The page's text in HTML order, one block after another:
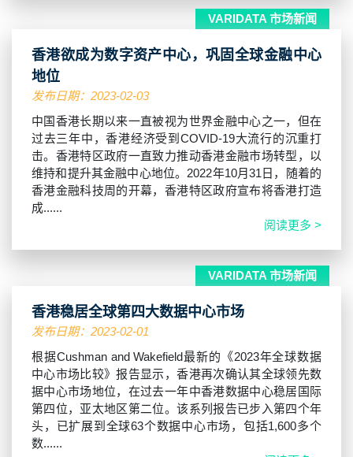
VARIDATA 市场新闻
香港欲成为数字资产中心，巩固全球金融中心
地位
发布日期：2023-02-03
中国香港长期以来一直被视为世界金融中心之一，但在
过去三年中，香港经济受到COVID-19大流行的沉重打
击。香港特区政府一直致力推动香港金融市场转型，以
维持和提升其金融中心地位。2022年10月31日，随着的
香港金融科技周的开幕，香港特区政府宣布将香港打造
成......
阅读更多 >
VARIDATA 市场新闻
香港稳居全球第四大数据中心市场
发布日期：2023-02-01
根据Cushman and Wakefield最新的《2023年全球数据
中心市场比较》报告显示，香港再次确认其全球领先数
据中心市场地位，在过去一年中香港数据中心稳居国际
第四位，亚太地区第二位。该系列报告已步入第四个年
头，已扩展到全球63个数据中心市场，包括1,600多个
数......